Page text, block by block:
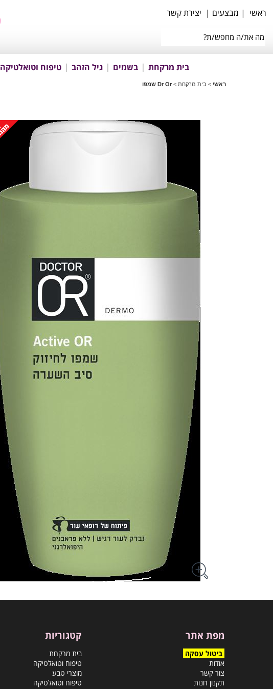
ראשי | מבצעים | יצירת קשר
בית מרקחת בשמים גיל הזהב טיפוח וטואלטיקה
ראשי > בית מרקחת > Dr Or שמפו
מפת אתר
ביטול עסקה
אודות
צור קשר
תקנון חנות
קטגוריות
בית מרקחת
טיפוח וטואלטיקה
מוצרי טבע
טיפוח וטואלטיקה